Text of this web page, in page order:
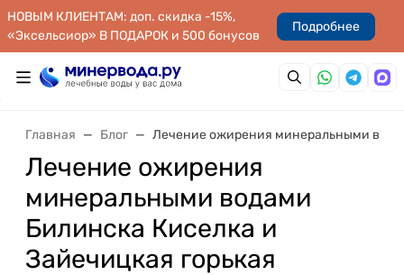
НОВЫМ КЛИЕНТАМ: доп. скидка -15%,
«Эксельсиор» В ПОДАРОК и 500 бонусов
Подробнее
Главная Блог Лечение ожирения минеральными
Лечение ожирения
минеральными водами
Билинска Киселка и
Зайечицкая горькая